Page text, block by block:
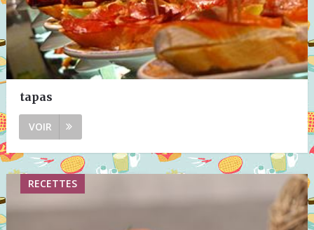
tapas
VOIR
RECETTES